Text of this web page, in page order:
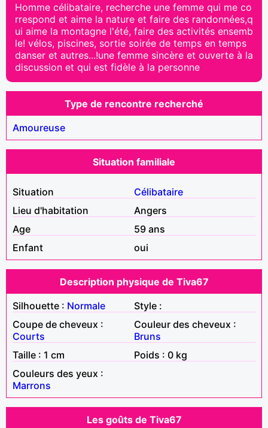
Homme célibataire, recherche une femme qui me co
rrespond et aime la nature et faire des randonnées,q
ui aime la montagne l'été, faire des activités ensemb
le! vélos, piscines, sortie soirée de temps en temps
danser et autres...!une femme sincère et ouverte à la
discussion et qui est fidèle à la personne
Type de rencontre recherché
Amoureuse
Situation familiale
Situation
Célibataire
Lieu d'habitation
Angers
Age
59 ans
Enfant
oui
Description physique de Tiva67
Silhouette : Normale
Style :
Coupe de cheveux :
Courts
Couleur des cheveux :
Bruns
Taille : 1 cm
Poids : 0 kg
Couleurs des yeux :
Marrons
Les goûts de Tiva67